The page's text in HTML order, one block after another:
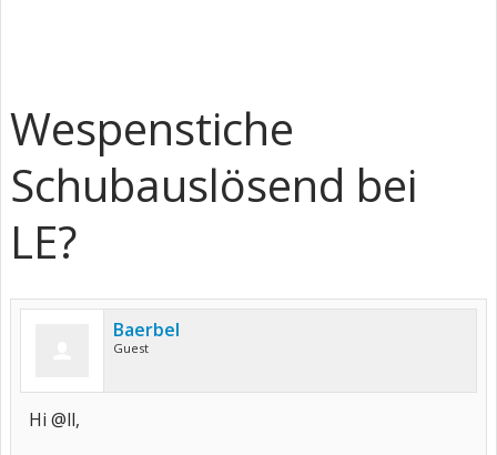
Wespenstiche
Schubauslösend bei
LE?
Baerbel
Guest
Hi @ll,